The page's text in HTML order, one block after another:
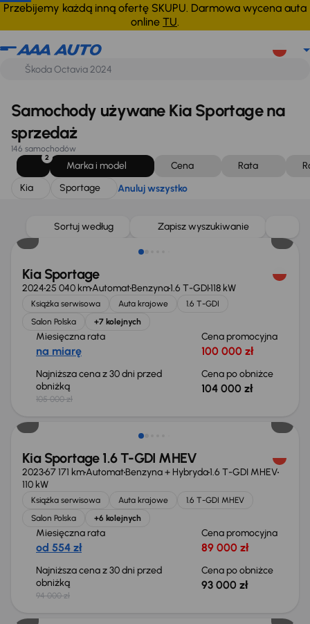
Przebijemy każdą inną ofertę SKUPU. Darmowa wycena auta
online TU.
Kia Sportage Anuluj wszystko
Samochody używane Kia Sportage na
sprzedaż
146 samochodów
2
Marka i model Cena Rata
Kia
Sportage Anuluj wszystko
Sortuj według Zapisz wyszukiwanie
Taniej o 1 000 zł
Kia Sportage
202425 040 kmAutomatBenzyna1.6 T-GDI118 kW
Książka serwisowa Auta krajowe
1.6 T-GDI
Salon Polska
+7 kolejnych
Miesięczna rata
na miarę
Cena promocyjna
100 000 zł
Najniższa cena z 30 dni przed
obniżką
105 000 zł
Cena po obniżce
104 000 zł
Taniej o 1 000 zł
Kia Sportage 1.6 T-GDI MHEV
202367 171 kmAutomatBenzyna + Hybryda1.6 T-GDI MHEV
110 kW
Książka serwisowa Auta krajowe
1.6 T-GDI MHEV
Salon Polska
+6 kolejnych
Miesięczna rata
od 554 zł
Cena promocyjna
89 000 zł
Najniższa cena z 30 dni przed
obniżką
94 000 zł
Cena po obniżce
93 000 zł
Taniej o 2 000 zł